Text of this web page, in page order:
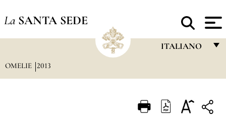
La SANTA SEDE
ITALIANO
ITALIANO
OMELIE 2013